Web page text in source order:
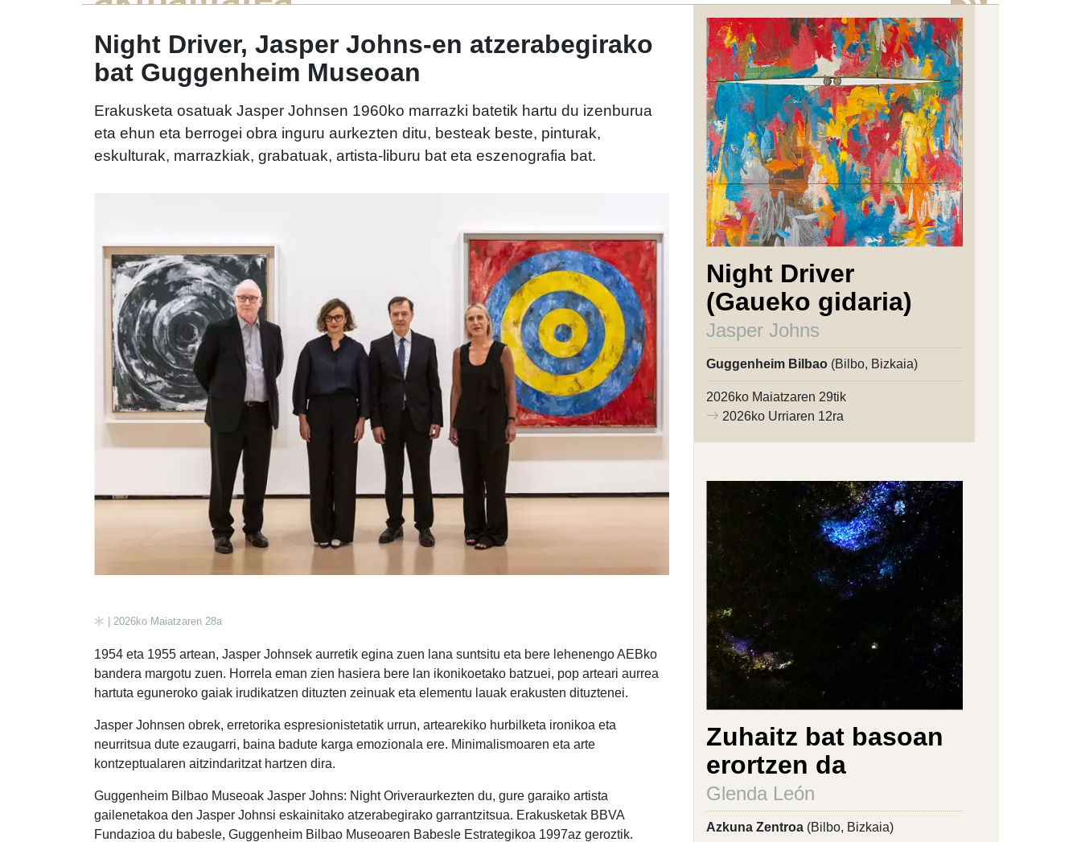
Night Driver, Jasper Johns-en atzerabegirako
bat Guggenheim Museoan
Erakusketa osatuak Jasper Johnsen 1960ko marrazki batetik hartu du izenburua
eta ehun eta berrogei obra inguru aurkezten ditu, besteak beste, pinturak,
eskulturak, marrazkiak, grabatuak, artista-liburu bat eta eszenografia bat.
| 2026ko Maiatzaren 28a
1954 eta 1955 artean, Jasper Johnsek aurretik egina zuen lana suntsitu eta bere lehenengo AEBko
bandera margotu zuen. Horrela eman zien hasiera bere lan ikonikoetako batzuei, pop arteari aurrea
hartuta eguneroko gaiak irudikatzen dituzten zeinuak eta elementu lauak erakusten dituztenei.
Jasper Johnsen obrek, erretorika espresionistetatik urrun, artearekiko hurbilketa ironikoa eta
neurritsua dute ezaugarri, baina badute karga emozionala ere. Minimalismoaren eta arte
kontzeptualaren aitzindaritzat hartzen dira.
Guggenheim Bilbao Museoak Jasper Johns: Night Oriveraurkezten du, gure garaiko artista
gailenetakoa den Jasper Johnsi eskainitako atzerabegirako garrantzitsua. Erakusketak BBVA
Fundazioa du babesle, Guggenheim Bilbao Museoaren Babesle Estrategikoa 1997az geroztik.
Night Driver
(Gaueko gidaria)
Jasper Johns
Guggenheim Bilbao (Bilbo, Bizkaia)
2026ko Maiatzaren 29tik
2026ko Urriaren 12ra
Zuhaitz bat basoan
erortzen da
Glenda León
Azkuna Zentroa (Bilbo, Bizkaia)